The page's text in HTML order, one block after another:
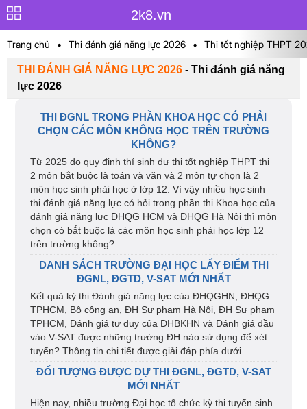
2k8.vn
Trang chủ • Thi đánh giá năng lực 2026 • Thi tốt nghiệp THPT
THI ĐÁNH GIÁ NĂNG LỰC 2026 - Thi đánh giá năng
lực 2026
THI ĐGNL TRONG PHẦN KHOA HỌC CÓ PHẢI
CHỌN CÁC MÔN KHÔNG HỌC TRÊN TRƯỜNG
KHÔNG?
Từ 2025 do quy định thí sinh dự thi tốt nghiệp THPT thi
2 môn bắt buộc là toán và văn và 2 môn tự chọn là 2
môn học sinh phải học ở lớp 12. Vì vậy nhiều học sinh
thi đánh giá năng lực có hỏi trong phần thi Khoa học của
đánh giá năng lực ĐHQG HCM và ĐHQG Hà Nội thì môn
chọn có bắt buộc là các môn học sinh phải học lớp 12
trên trường không?
DANH SÁCH TRƯỜNG ĐẠI HỌC LẤY ĐIỂM THI
ĐGNL, ĐGTD, V-SAT MỚI NHẤT
Kết quả kỳ thi Đánh giá năng lực của ĐHQGHN, ĐHQG
TPHCM, Bộ công an, ĐH Sư phạm Hà Nội, ĐH Sư phạm
TPHCM, Đánh giá tư duy của ĐHBKHN và Đánh giá đầu
vào V-SAT được những trường ĐH nào sử dụng để xét
tuyển? Thông tin chi tiết được giải đáp phía dưới.
ĐỐI TƯỢNG ĐƯỢC DỰ THI ĐGNL, ĐGTD, V-SAT
MỚI NHẤT
Hiện nay, nhiều trường Đại học tổ chức kỳ thi tuyển sinh